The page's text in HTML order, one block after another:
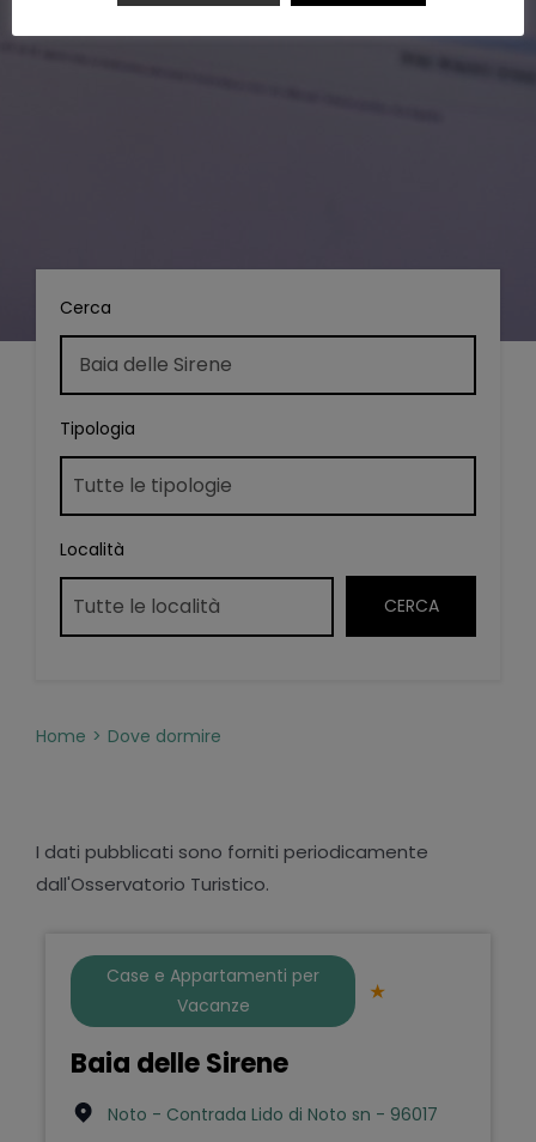
Cerca
Tipologia
Località
Home Dove dormire
I dati pubblicati sono forniti periodicamente
dall'Osservatorio Turistico.
Case e Appartamenti per
Vacanze
Baia delle Sirene
Noto - Contrada Lido di Noto sn - 96017